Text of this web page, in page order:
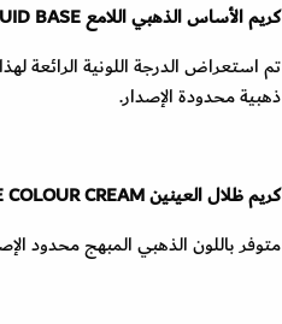
كريم الأساس الذهبي اللامعBASE
ذهبية محدودة الإصدار.
كريم ظلال العينينCOLOUR CREAM
متوفر باللون الذهبي المبهج محدود الإصدار (رقم 120) ضمن علبة ذهبية